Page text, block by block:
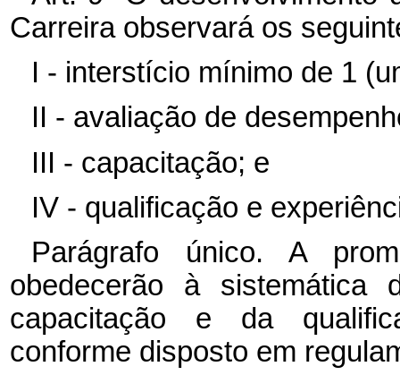
Carreira observará os
I - interstício mínimo de 1
II - avaliação de
III - capacitação; e
IV - qualificação e
Parágrafo único. A
obedecerão à sistemática
capacitação e da
conforme disposto em